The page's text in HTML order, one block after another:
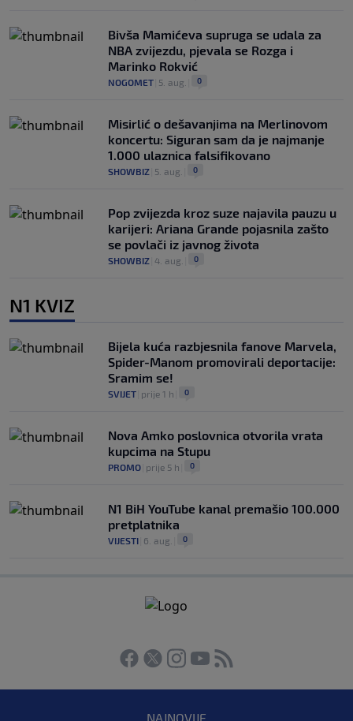
Bivša Mamićeva supruga se udala za
NBA zvijezdu, pjevala se Rozga i
Marinko Rokvić
NOGOMET 5. aug. 0
Misirlić o dešavanjima na Merlinovom
koncertu: Siguran sam da je najmanje
1.000 ulaznica falsifikovano
SHOWBIZ 5. aug. 0
Pop zvijezda kroz suze najavila pauzu u
karijeri: Ariana Grande pojasnila zašto
se povlači iz javnog života
SHOWBIZ 4. aug. 0
N1 KVIZ
Bijela kuća razbjesnila fanove Marvela,
Spider-Manom promovirali deportacije:
Sramim se!
SVIJET prije 1 h 0
Nova Amko poslovnica otvorila vrata
kupcima na Stupu
PROMO prije 5 h 0
N1 BiH YouTube kanal premašio 100.000
pretplatnika
VIJESTI 6. aug. 0
NAJNOVIJE